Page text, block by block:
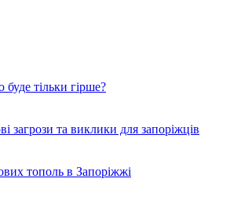
тільки гірше?
загрози та виклики для запоріжців
тополь в Запоріжжі